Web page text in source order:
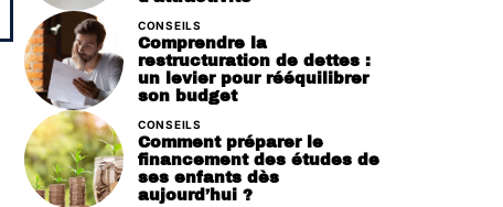
CONSEILS
Comprendre la
restructuration de dettes :
un levier pour rééquilibrer
son budget
CONSEILS
Comment préparer le
financement des études de
ses enfants dès
aujourd’hui ?